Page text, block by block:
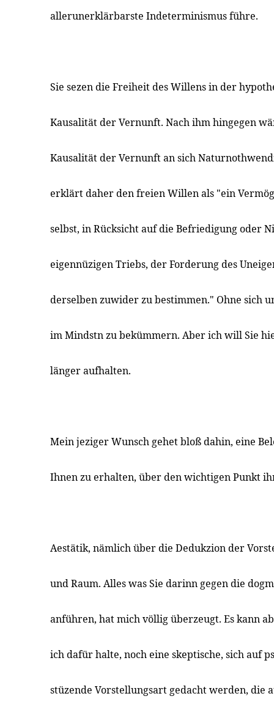
allerunerklärbarste Indeterminismus führe.
Sie sezen die Freiheit des Willens in der
Kausalität der Vernunft. Nach ihm hingegen
Kausalität der Vernunft an sich
erklärt daher den freien Willen als "ein
selbst, in Rücksicht auf die Befriedigung oder
eigennüzigen Triebs, der Forderung des
derselben zuwider zu bestimmen." Ohne sich
im Mindstn zu bekümmern. Aber ich will Sie
länger aufhalten.
Mein jeziger Wunsch gehet bloß dahin, eine
Ihnen zu erhalten, über den wichtigen Punkt
Aestätik, nämlich über die Dedukzion der
und Raum. Alles was Sie darinn gegen die
anführen, hat mich völlig überzeugt. Es kann
ich dafür halte, noch eine skeptische, sich auf
stüzende Vorstellungsart gedacht werden, die